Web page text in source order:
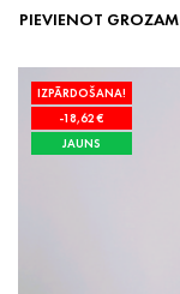
PIEVIENOT GROZAM
IZPĀRDOŠANA!
-18,62 €
JAUNS